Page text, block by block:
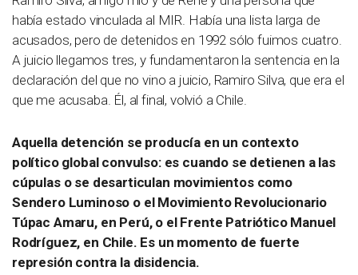
había estado vinculada al MIR. Había una lista larga de
acusados, pero de detenidos en 1992 sólo fuimos cuatro.
A juicio llegamos tres, y fundamentaron la sentencia en la
declaración del que no vino a juicio, Ramiro Silva, que era el
que me acusaba. Él, al final, volvió a Chile.
Aquella detención se producía en un contexto
político global convulso: es cuando se detienen a las
cúpulas o se desarticulan movimientos como
Sendero Luminoso o el Movimiento Revolucionario
Túpac Amaru, en Perú, o el Frente Patriótico Manuel
Rodríguez, en Chile. Es un momento de fuerte
represión contra la disidencia.